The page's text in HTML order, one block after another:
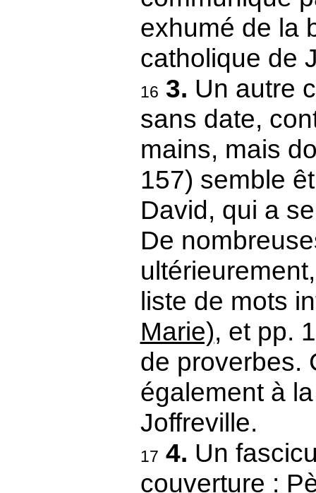
exhumé de la
catholique de
16 3. Un autre
sans date,
mains, mais
157) semble
David, qui a
De
liste de mots
Marie), et pp.
de proverbes.
également à
Joffreville.
17 4. Un
couverture :